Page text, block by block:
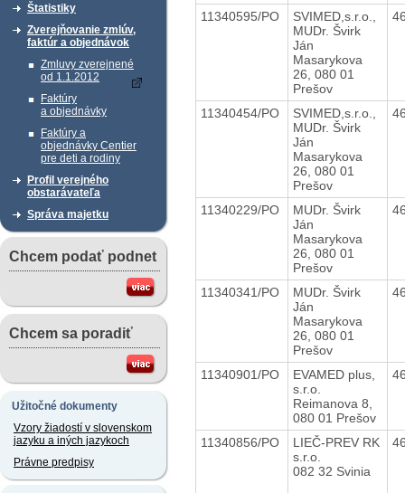
Štatistiky
Zverejňovanie zmlúv,
faktúr a objednávok
Zmluvy zverejnené
od 1.1.2012
Faktúry
a objednávky
Faktúry a
objednávky Centier
pre deti a rodiny
Profil verejného
obstarávateľa
Správa majetku
Chcem podať podnet
Chcem sa poradiť
Užitočné dokumenty
Vzory žiadostí v slovenskom
jazyku a iných jazykoch
Právne predpisy
11340595/PO
SVIMED,s.r.o.,
MUDr. Švirk
Ján
Masarykova
26, 080 01
Prešov
11340454/PO
SVIMED,s.r.o.,
MUDr. Švirk
Ján
Masarykova
26, 080 01
Prešov
11340229/PO
MUDr. Švirk
Ján
Masarykova
26, 080 01
Prešov
11340341/PO
MUDr. Švirk
Ján
Masarykova
26, 080 01
Prešov
11340901/PO
EVAMED plus,
s.r.o.
Reimanova 8,
080 01 Prešov
11340856/PO
LIEČ-PREV RK
s.r.o.
082 32 Svinia